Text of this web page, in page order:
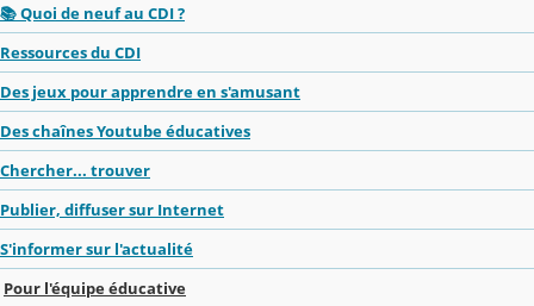
📚 Quoi de neuf au CDI ?
Ressources du CDI
Des jeux pour apprendre en s'amusant
Des chaînes Youtube éducatives
Chercher... trouver
Publier, diffuser sur Internet
S'informer sur l'actualité
Pour l'équipe éducative